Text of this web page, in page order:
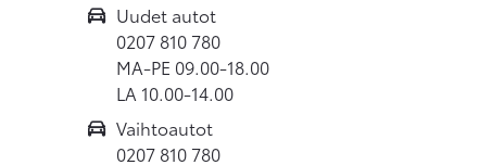
Uudet autot
0207 810 780
MA-PE 09.00-18.00
LA 10.00-14.00
Vaihtoautot
0207 810 780